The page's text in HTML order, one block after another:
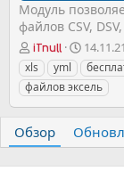
Модуль
файлов CSV,
А
в
т
о
р
iTnull
Д
а
т
а
с
о
14.11.21
xls
yml
файлов эксель
Обзор